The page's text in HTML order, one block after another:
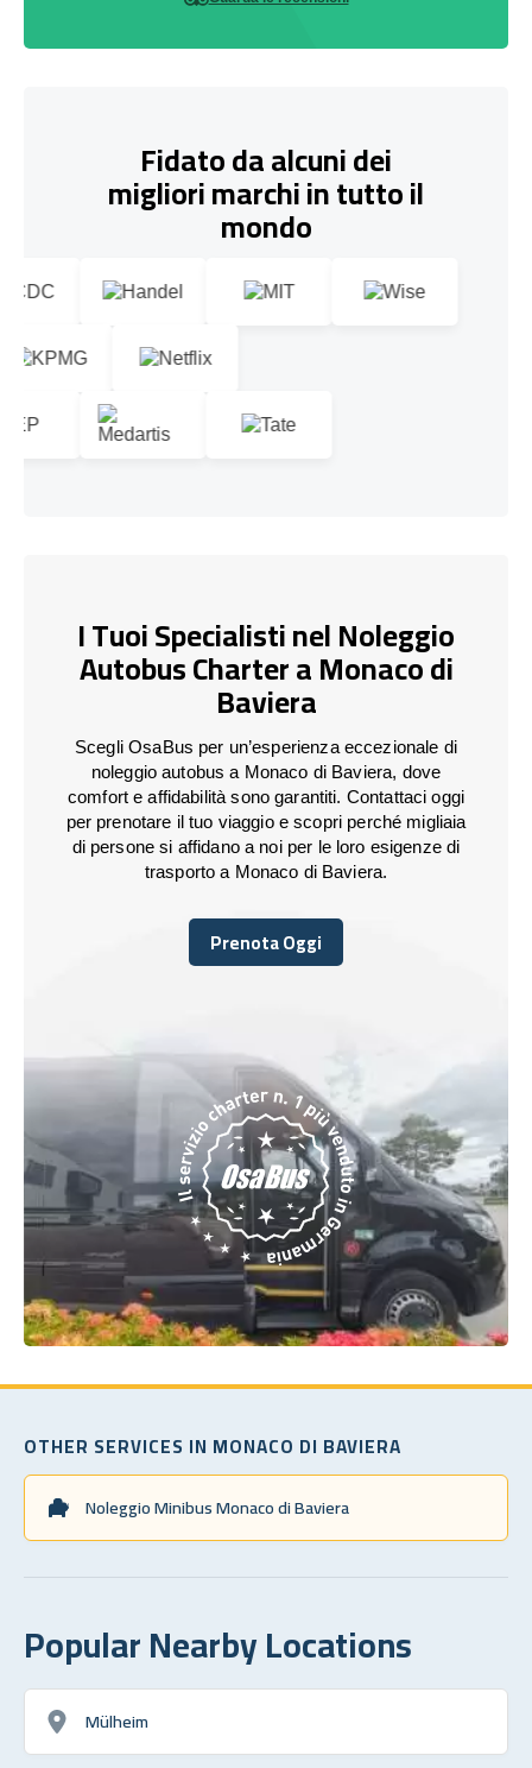
Fidato da alcuni dei
migliori marchi in tutto il
mondo
I Tuoi Specialisti nel Noleggio
Autobus Charter a Monaco di
Baviera
Scegli OsaBus per un’esperienza eccezionale di
noleggio autobus a Monaco di Baviera, dove
comfort e affidabilità sono garantiti. Contattaci oggi
per prenotare il tuo viaggio e scopri perché migliaia
di persone si affidano a noi per le loro esigenze di
trasporto a Monaco di Baviera.
Prenota Oggi
Prenota Oggi
OTHER SERVICES IN MONACO DI BAVIERA
Noleggio Minibus Monaco di Baviera
Popular Nearby Locations
Mülheim